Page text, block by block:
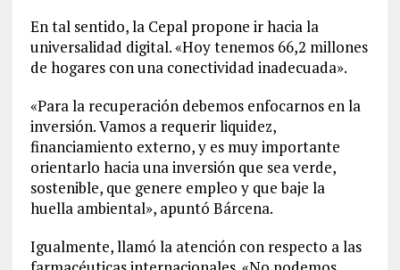
En tal sentido, la Cepal propone ir hacia la
universalidad digital. «Hoy tenemos 66,2 millones
de hogares con una conectividad inadecuada».
«Para la recuperación debemos enfocarnos en la
inversión. Vamos a requerir liquidez,
financiamiento externo, y es muy importante
orientarlo hacia una inversión que sea verde,
sostenible, que genere empleo y que baje la
huella ambiental», apuntó Bárcena.
Igualmente, llamó la atención con respecto a las